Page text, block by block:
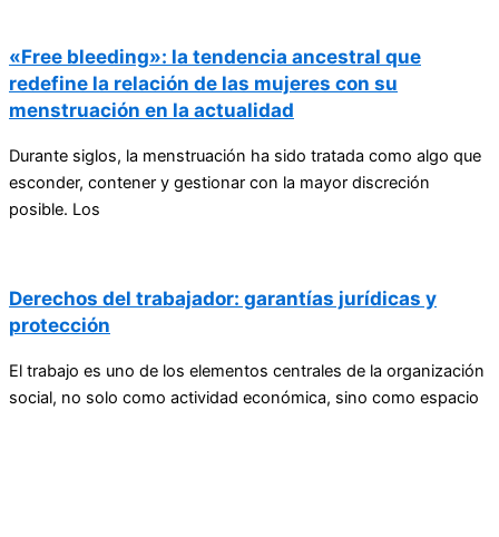
«Free bleeding»: la tendencia ancestral que
redefine la relación de las mujeres con su
menstruación en la actualidad
Durante siglos, la menstruación ha sido tratada como algo que
esconder, contener y gestionar con la mayor discreción
posible. Los
Derechos del trabajador: garantías jurídicas y
protección
El trabajo es uno de los elementos centrales de la organización
social, no solo como actividad económica, sino como espacio